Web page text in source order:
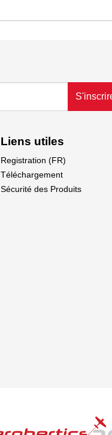
Liens utiles
Registration (FR)
Téléchargement
Sécurité des Produits